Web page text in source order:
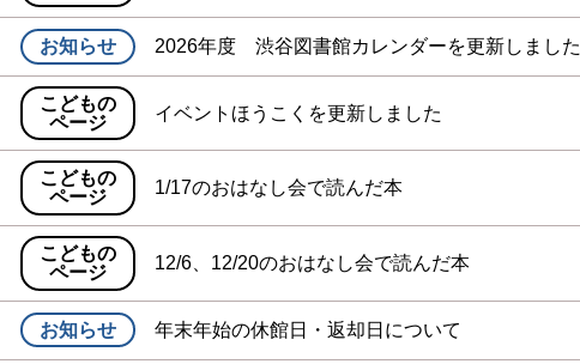
お知らせ 2026年度 渋谷図書館カレンダーを更新しました
こどもの
ページ
イベントほうこくを更新しました
こどもの
ページ
1/17のおはなし会で読んだ本
こどもの
ページ
12/6、12/20のおはなし会で読んだ本
お知らせ 年末年始の休館日・返却日について